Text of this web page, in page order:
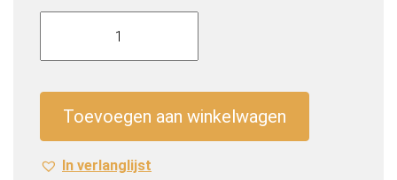
Nescafe
Oploskoffie
gr.)
aantal
Toevoegen aan winkelwagen
In verlanglijst